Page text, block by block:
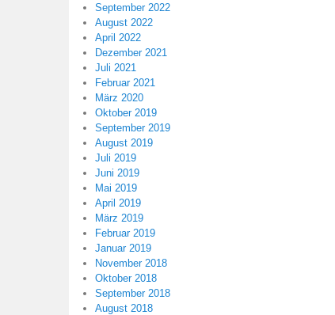
September 2022
August 2022
April 2022
Dezember 2021
Juli 2021
Februar 2021
März 2020
Oktober 2019
September 2019
August 2019
Juli 2019
Juni 2019
Mai 2019
April 2019
März 2019
Februar 2019
Januar 2019
November 2018
Oktober 2018
September 2018
August 2018